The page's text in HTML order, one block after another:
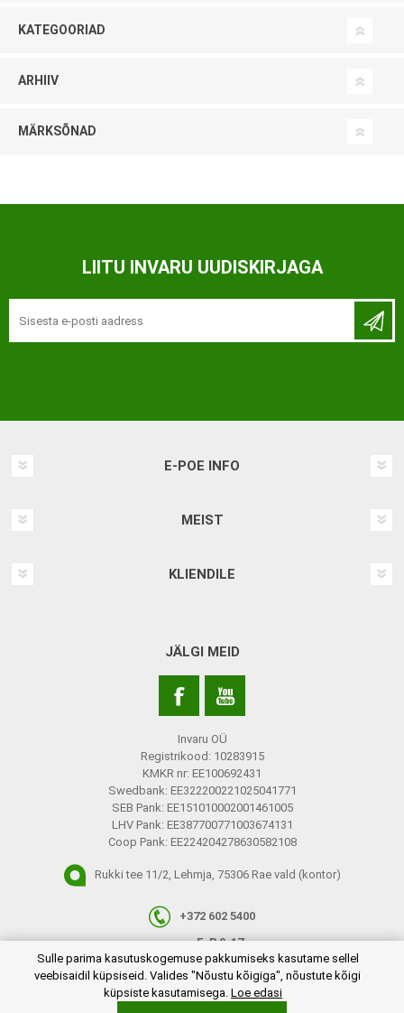
KATEGOORIAD
ARHIIV
MÄRKSÕNAD
LIITU INVARU UUDISKIRJAGA
E-POE INFO
MEIST
KLIENDILE
JÄLGI MEID
Invaru OÜ
Registrikood: 10283915
KMKR nr: EE100692431
Swedbank: EE322200221025041771
SEB Pank: EE151010002001461005
LHV Pank: EE387700771003674131
Coop Pank: EE224204278630582108
Rukki tee 11/2, Lehmja, 75306 Rae vald (kontor)
+372 602 5400
E-R 9-17
info@invaru.ee
Sulle parima kasutuskogemuse pakkumiseks kasutame sellel
veebisaidil küpsiseid. Valides "Nõustu kõigiga", nõustute kõigi
küpsiste kasutamisega. Loe edasi